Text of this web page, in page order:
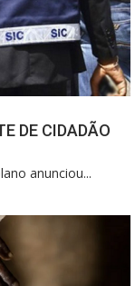
DE CIDADÃO
anunciou...